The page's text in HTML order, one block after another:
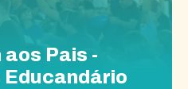
aos Pais -
Educandário